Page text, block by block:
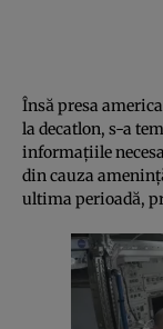
Însă presa
la decatlon, s-a
informaţiile
din cauza
ultima perioadă,